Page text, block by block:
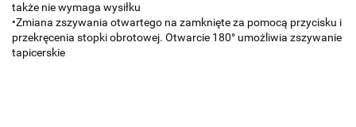
także nie wymaga wysiłku
•Zmiana zszywania otwartego na zamknięte za pomocą przycisku i
przekręcenia stopki obrotowej. Otwarcie 180° umożliwia zszywanie
tapicerskie